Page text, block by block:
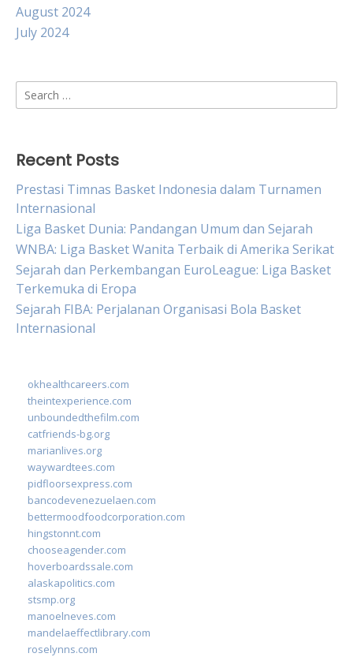
August 2024
July 2024
Search
for:
Recent Posts
Prestasi Timnas Basket Indonesia dalam Turnamen
Internasional
Liga Basket Dunia: Pandangan Umum dan Sejarah
WNBA: Liga Basket Wanita Terbaik di Amerika Serikat
Sejarah dan Perkembangan EuroLeague: Liga Basket
Terkemuka di Eropa
Sejarah FIBA: Perjalanan Organisasi Bola Basket
Internasional
okhealthcareers.com
theintexperience.com
unboundedthefilm.com
catfriends-bg.org
marianlives.org
waywardtees.com
pidfloorsexpress.com
bancodevenezuelaen.com
bettermoodfoodcorporation.com
hingstonnt.com
chooseagender.com
hoverboardssale.com
alaskapolitics.com
stsmp.org
manoelneves.com
mandelaeffectlibrary.com
roselynns.com